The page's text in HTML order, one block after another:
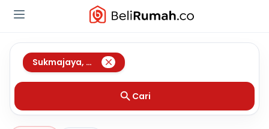
Sukmajaya, Depok
Cari